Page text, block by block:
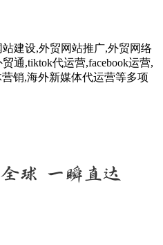
建设,外贸网站推广,外贸网络
通,tiktok代运营,facebook运营,
销,海外新媒体代运营等多项